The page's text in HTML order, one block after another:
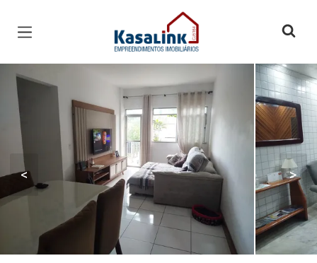
Página inicial
< >